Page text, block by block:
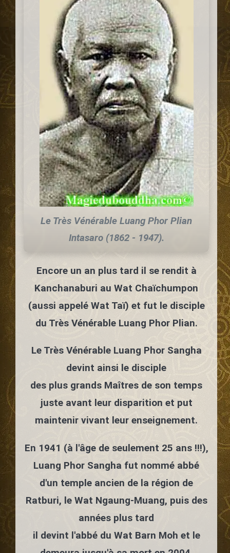
Le Très Vénérable Luang Phor Plian
Intasaro (1862 - 1947).
Encore un an plus tard il se rendit à
Kanchanaburi au Wat Chaïchumpon
(aussi appelé Wat Taï) et fut le disciple
du Très Vénérable Luang Phor Plian.
Le Très Vénérable Luang Phor Sangha
devint ainsi le disciple
des plus grands Maîtres de son temps
juste avant leur disparition et put
maintenir vivant leur enseignement.
En 1941 (à l'âge de seulement 25 ans !!!),
Luang Phor Sangha fut nommé abbé
d'un temple ancien de la région de
Ratburi, le Wat Ngaung-Muang, puis des
années plus tard
il devint l'abbé du Wat Barn Moh et le